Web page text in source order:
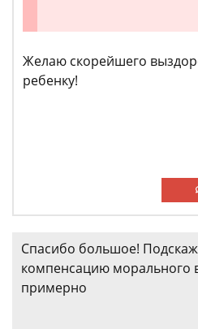
Желаю скорейшего
ребенку!
Спасибо большое!
компенсацию морального
примерно